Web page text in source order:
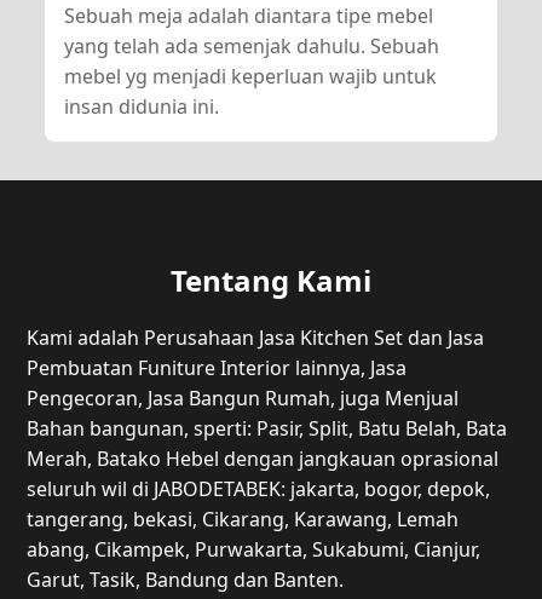
Sebuah meja adalah diantara tipe mebel
yang telah ada semenjak dahulu. Sebuah
mebel yg menjadi keperluan wajib untuk
insan didunia ini.
Tentang Kami
Kami adalah Perusahaan Jasa Kitchen Set dan Jasa
Pembuatan Funiture Interior lainnya, Jasa
Pengecoran, Jasa Bangun Rumah, juga Menjual
Bahan bangunan, sperti: Pasir, Split, Batu Belah, Bata
Merah, Batako Hebel dengan jangkauan oprasional
seluruh wil di JABODETABEK: jakarta, bogor, depok,
tangerang, bekasi, Cikarang, Karawang, Lemah
abang, Cikampek, Purwakarta, Sukabumi, Cianjur,
Garut, Tasik, Bandung dan Banten.